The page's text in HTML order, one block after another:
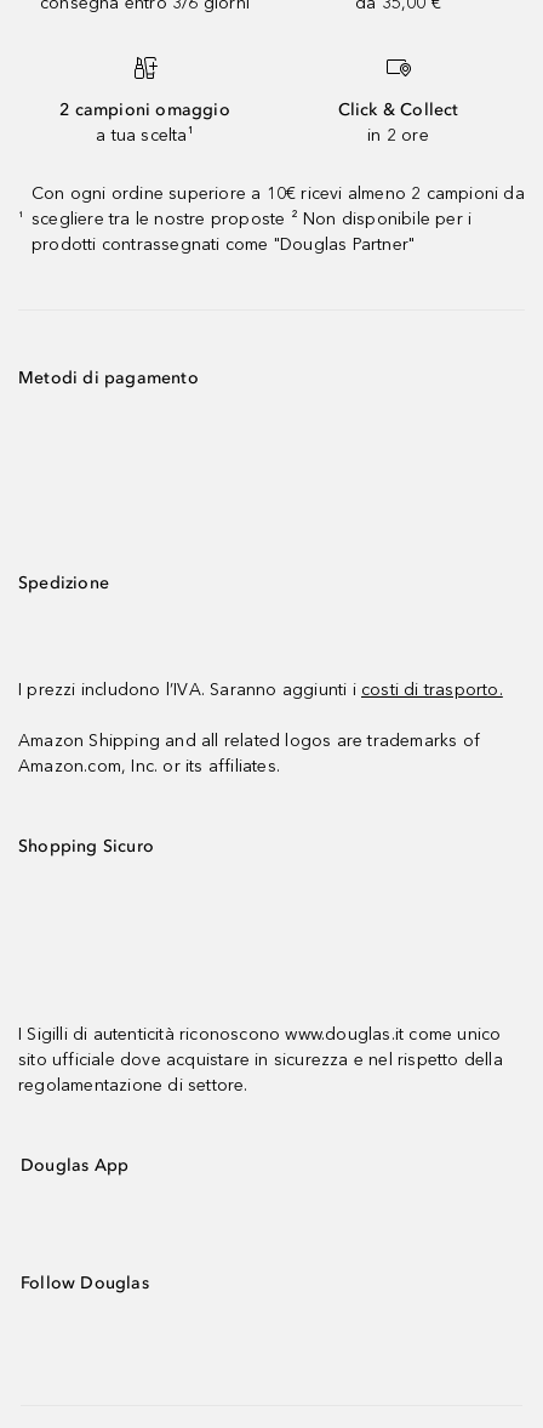
2 campioni omaggio
a tua scelta¹
Click & Collect
in 2 ore
¹
Con ogni ordine superiore a 10€ ricevi almeno 2 campioni da
scegliere tra le nostre proposte ² Non disponibile per i
prodotti contrassegnati come "Douglas Partner"
Metodi di pagamento
Spedizione
I prezzi includono l’IVA. Saranno aggiunti i costi di trasporto.
Amazon Shipping and all related logos are trademarks of
Amazon.com, Inc. or its affiliates.
Shopping Sicuro
I Sigilli di autenticità riconoscono www.douglas.it come unico
sito ufficiale dove acquistare in sicurezza e nel rispetto della
regolamentazione di settore.
Douglas App
Follow Douglas